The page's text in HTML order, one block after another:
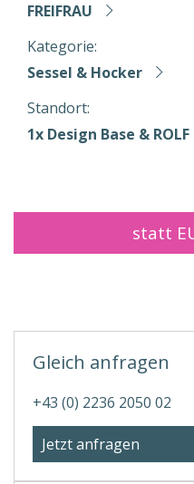
FREIFRAU
Kategorie:
Sessel & Hocker
Standort:
1x Design Base &
statt
Gleich anfragen
+43 (0) 2236 2050 02
Jetzt anfragen